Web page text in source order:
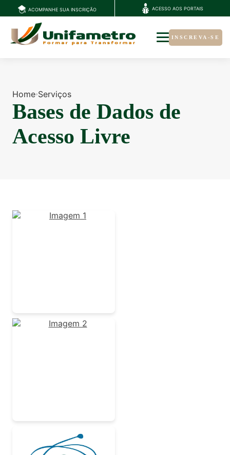
ACOMPANHE SUA INSCRIÇÃO ACESSO AOS PORTAIS
INSCREVA-SE
Home Serviços
Bases de Dados de
Acesso Livre